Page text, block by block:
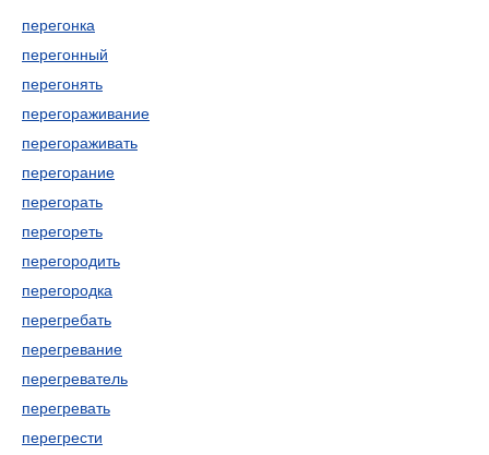
перегонка
перегонный
перегонять
перегораживание
перегораживать
перегорание
перегорать
перегореть
перегородить
перегородка
перегребать
перегревание
перегреватель
перегревать
перегрести